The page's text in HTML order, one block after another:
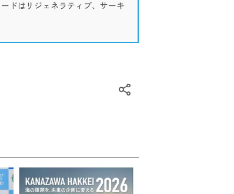
ドはリジェネラティブ、サーキ